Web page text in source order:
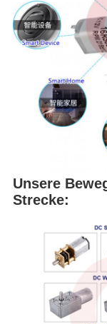
Unsere
Strecke: